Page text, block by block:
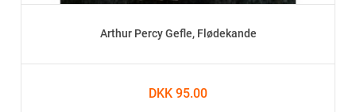
Arthur Percy Gefle, Flødekande
DKK 95.00